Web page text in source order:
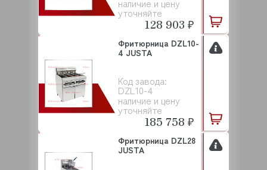
наличие и цену
уточняйте
128 903 ₽
Код завода:
DZL10-4
наличие и цену
уточняйте
Фритюрница DZL10-
4 JUSTA
185 758 ₽
Фритюрница DZL28
JUSTA